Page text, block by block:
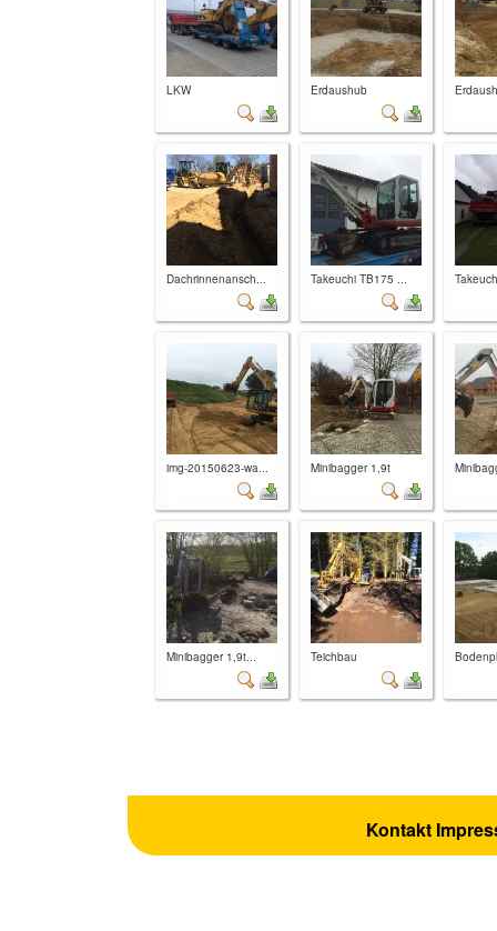
LKW Erdaushub
Dachrinnenansch... Takeuchi TB175 ...
img-20150623-wa... Minibagger 1,9t
Minibagger 1,9t... Teichbau
Kontakt